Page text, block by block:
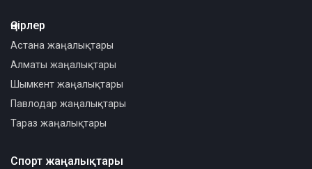
Өңірлер
Астана жаңалықтары
Алматы жаңалықтары
Шымкент жаңалықтары
Павлодар жаңалықтары
Тараз жаңалықтары
Спорт жаңалықтары